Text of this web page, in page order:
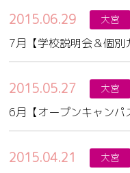
2015.06.29 大宮
7月【学校説明会＆個別
2015.05.27 大宮
6月【オープンキャンパ
2015.04.21 大宮